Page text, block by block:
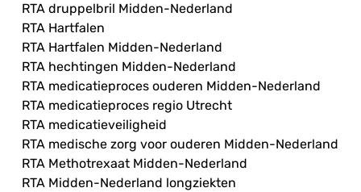
RTA druppelbril Midden-Nederland
RTA Hartfalen
RTA Hartfalen Midden-Nederland
RTA hechtingen Midden-Nederland
RTA medicatieproces ouderen Midden-Nederland
RTA medicatieproces regio Utrecht
RTA medicatieveiligheid
RTA medische zorg voor ouderen Midden-Nederland
RTA Methotrexaat Midden-Nederland
RTA Midden-Nederland longziekten